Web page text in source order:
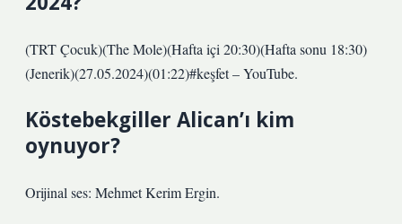
(TRT Çocuk)(The Mole)(Hafta içi 20:30)(Hafta sonu 18:30)
(Jenerik)(27.05.2024)(01:22)#keşfet – YouTube.
Köstebekgiller Alican’ı kim
oynuyor?
Orijinal ses: Mehmet Kerim Ergin.